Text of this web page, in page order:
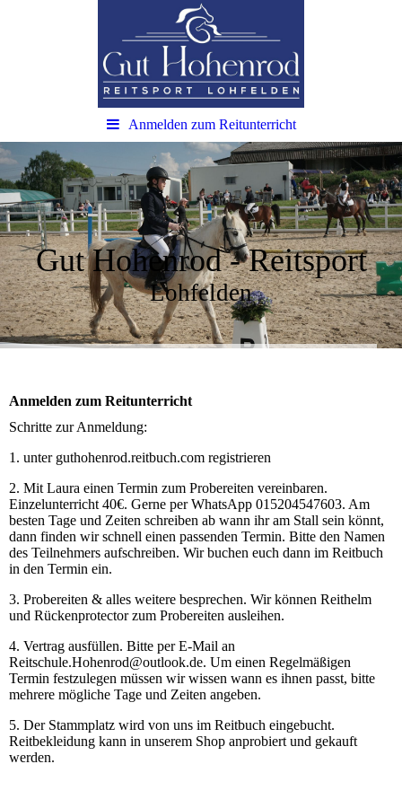
Anmelden zum Reitunterricht
Gut Hohenrod - Reitsport
Lohfelden
Anmelden zum Reitunterricht
Schritte zur Anmeldung:
1. unter guthohenrod.reitbuch.com registrieren
2. Mit Laura einen Termin zum Probereiten vereinbaren.
Einzelunterricht 40€. Gerne per WhatsApp 015204547603. Am
besten Tage und Zeiten schreiben ab wann ihr am Stall sein könnt,
dann finden wir schnell einen passenden Termin. Bitte den Namen
des Teilnehmers aufschreiben. Wir buchen euch dann im Reitbuch
in den Termin ein.
3. Probereiten & alles weitere besprechen. Wir können Reithelm
und Rückenprotector zum Probereiten ausleihen.
4. Vertrag ausfüllen. Bitte per E-Mail an
Reitschule.Hohenrod@outlook.de. Um einen Regelmäßigen
Termin festzulegen müssen wir wissen wann es ihnen passt, bitte
mehrere mögliche Tage und Zeiten angeben.
5. Der Stammplatz wird von uns im Reitbuch eingebucht.
Reitbekleidung kann in unserem Shop anprobiert und gekauft
werden.